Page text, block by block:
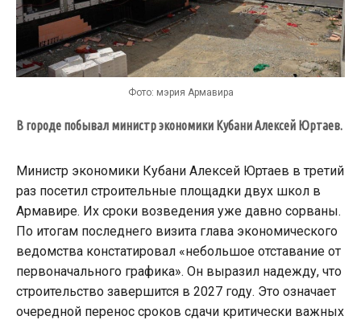
Фото: мэрия Армавира
В городе побывал министр экономики Кубани Алексей Юртаев.
Министр экономики Кубани Алексей Юртаев в третий
раз посетил строительные площадки двух школ в
Армавире. Их сроки возведения уже давно сорваны.
По итогам последнего визита глава экономического
ведомства констатировал «небольшое отставание от
первоначального графика». Он выразил надежду, что
строительство завершится в 2027 году. Это означает
очередной перенос сроков сдачи критически важных